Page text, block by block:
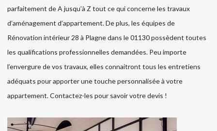
parfaitement de A jusqu’à Z tout ce qui concerne les travaux
d’aménagement d’appartement. De plus, les équipes de
Rénovation intérieur 28 à Plagne dans le 01130 possèdent toutes
les qualifications professionnelles demandées. Peu importe
l’envergure de vos travaux, elles connaitront tous les entretiens
adéquats pour apporter une touche personnalisée à votre
appartement. Contactez-les pour savoir votre devis !